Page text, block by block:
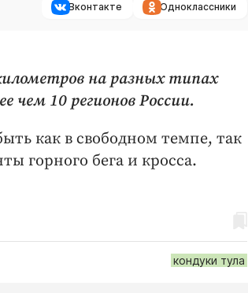
Вконтакте Одноклассники
на разных типах
чем 10 регионов России.
как в свободном темпе, так
горного бега и кросса.
кондуки тула